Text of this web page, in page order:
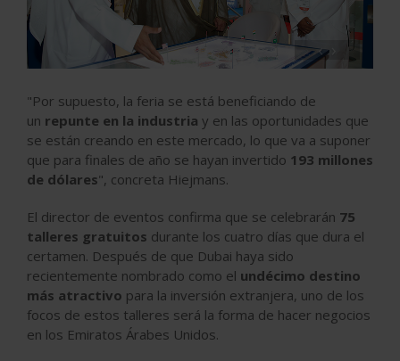
‹
"Por supuesto, la feria se está beneficiando de
un repunte en la industria y en las oportunidades que
se están creando en este mercado, lo que va a suponer
que para finales de año se hayan invertido 193 millones
de dólares", concreta Hiejmans.
El director de eventos confirma que se celebrarán 75
talleres gratuitos durante los cuatro días que dura el
certamen. Después de que Dubai haya sido
recientemente nombrado como el undécimo destino
más atractivo para la inversión extranjera, uno de los
focos de estos talleres será la forma de hacer negocios
en los Emiratos Árabes Unidos.